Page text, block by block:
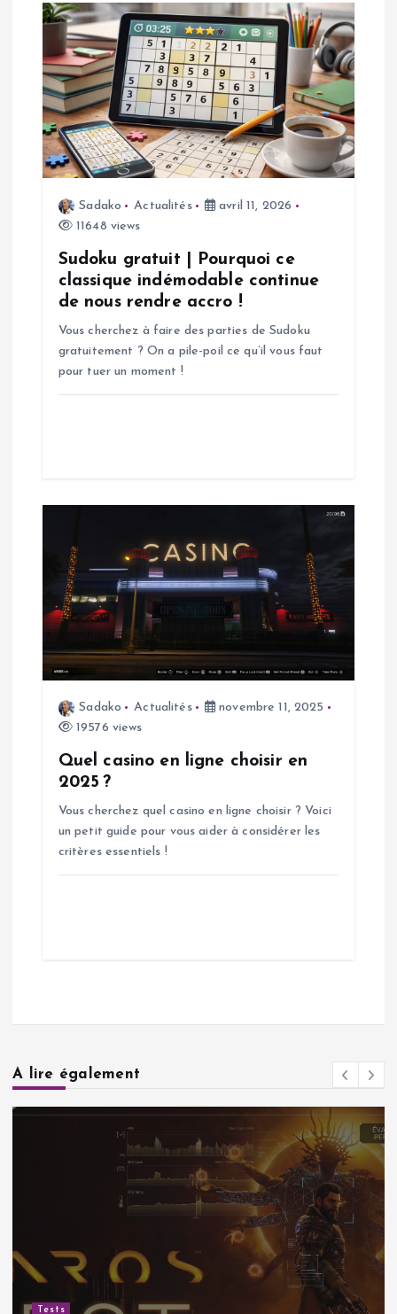
o
n
d
e
Sadako Actualités
avril 11, 2026
11648 views
Sudoku gratuit | Pourquoi ce
classique indémodable continue
de nous rendre accro !
Vous cherchez à faire des parties de Sudoku
gratuitement ? On a pile-poil ce qu’il vous faut
pour tuer un moment !
Sadako Actualités
novembre 11, 2025
19576 views
Quel casino en ligne choisir en
2025 ?
Vous cherchez quel casino en ligne choisir ? Voici
un petit guide pour vous aider à considérer les
critères essentiels !
A lire également
Tests